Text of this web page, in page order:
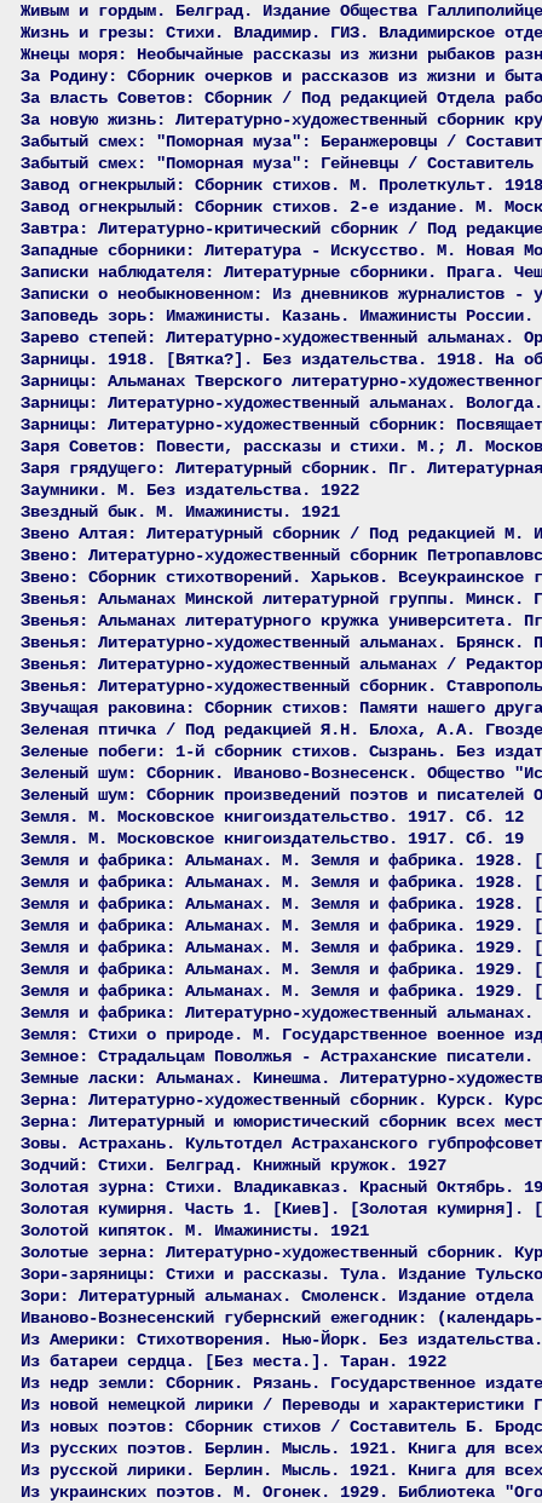
Живым и гордым. Белград. Издание Общества
Жизнь и грезы: Стихи. Владимир. ГИЗ. Владимирское
Жнецы моря: Необычайные рассказы из жизни рыбаков
За Родину: Сборник очерков и рассказов из жизни и
За власть Советов: Сборник / Под редакцией Отдела
За новую жизнь: Литературно-художественный сборник
Забытый смех: "Поморная муза": Беранжеровцы /
Забытый смех: "Поморная муза": Гейневцы /
Завод огнекрылый: Сборник стихов. М. Пролеткульт. 1918
Завод огнекрылый: Сборник стихов. 2-е издание. М.
Завтра: Литературно-критический сборник / Под
Западные сборники: Литература - Искусство. М. Новая
Записки наблюдателя: Литературные сборники. Прага.
Записки о необыкновенном: Из дневников
Заповедь зорь: Имажинисты. Казань. Имажинисты России.
Зарево степей: Литературно-художественный альманах.
Зарницы. 1918. [Вятка?]. Без издательства. 1918. На
Зарницы: Альманах Тверского литературно-
Зарницы: Литературно-художественный альманах.
Зарницы: Литературно-художественный сборник:
Заря Советов: Повести, рассказы и стихи. М.; Л.
Заря грядущего: Литературный сборник. Пг.
Заумники. М. Без издательства. 1922
Звездный бык. М. Имажинисты. 1921
Звено Алтая: Литературный сборник / Под редакцией М.
Звено: Литературно-художественный сборник
Звено: Сборник стихотворений. Харьков. Всеукраинское
Звенья: Альманах Минской литературной группы. Минск.
Звенья: Альманах литературного кружка университета.
Звенья: Литературно-художественный альманах. Брянск.
Звенья: Литературно-художественный альманах /
Звенья: Литературно-художественный сборник.
Звучащая раковина: Сборник стихов: Памяти нашего
Зеленая птичка / Под редакцией Я.Н. Блоха, А.А.
Зеленые побеги: 1-й сборник стихов. Сызрань. Без
Зеленый шум: Сборник. Иваново-Вознесенск. Общество
Зеленый шум: Сборник произведений поэтов и писателей
Земля. М. Московское книгоиздательство. 1917. Сб. 12
Земля. М. Московское книгоиздательство. 1917. Сб. 19
Земля и фабрика: Альманах. М. Земля и фабрика.
Земля и фабрика: Альманах. М. Земля и фабрика.
Земля и фабрика: Альманах. М. Земля и фабрика.
Земля и фабрика: Альманах. М. Земля и фабрика.
Земля и фабрика: Альманах. М. Земля и фабрика.
Земля и фабрика: Альманах. М. Земля и фабрика.
Земля и фабрика: Альманах. М. Земля и фабрика.
Земля и фабрика: Литературно-художественный
Земля: Стихи о природе. М. Государственное военное
Земное: Страдальцам Поволжья - Астраханские
Земные ласки: Альманах. Кинешма. Литературно-
Зерна: Литературно-художественный сборник. Курск.
Зерна: Литературный и юмористический сборник всех
Зовы. Астрахань. Культотдел Астраханского
Зодчий: Стихи. Белград. Книжный кружок. 1927
Золотая зурна: Стихи. Владикавказ. Красный Октябрь.
Золотая кумирня. Часть 1. [Киев]. [Золотая кумирня].
Золотой кипяток. М. Имажинисты. 1921
Золотые зерна: Литературно-художественный сборник.
Зори-заряницы: Стихи и рассказы. Тула. Издание
Зори: Литературный альманах. Смоленск. Издание
Иваново-Вознесенский губернский ежегодник:
Из Америки: Стихотворения. Нью-Йорк. Без
Из батареи сердца. [Без места.]. Таран. 1922
Из недр земли: Сборник. Рязань. Государственное
Из новой немецкой лирики / Переводы и
Из новых поэтов: Сборник стихов / Составитель Б.
Из русских поэтов. Берлин. Мысль. 1921. Книга для
Из русской лирики. Берлин. Мысль. 1921. Книга для
Из украинских поэтов. М. Огонек. 1929. Библиотека